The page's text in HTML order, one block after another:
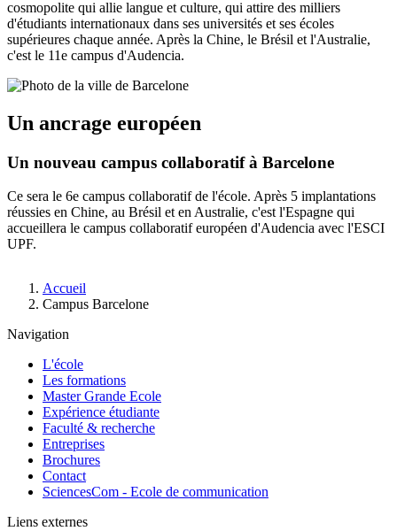
cosmopolite qui allie langue et culture, qui attire des milliers
d'étudiants internationaux dans ses universités et ses écoles
supérieures chaque année. Après la Chine, le Brésil et l'Australie,
c'est le 11e campus d'Audencia.
Un ancrage européen
Un nouveau campus collaboratif à Barcelone
Ce sera le 6e campus collaboratif de l'école. Après 5 implantations
réussies en Chine, au Brésil et en Australie, c'est l'Espagne qui
accueillera le campus collaboratif européen d'Audencia avec l'ESCI
UPF.
d'Ariane
Accueil
Campus Barcelone
Navigation
L'école
Les formations
Master Grande Ecole
Expérience étudiante
Faculté & recherche
Entreprises
Brochures
Contact
SciencesCom - Ecole de communication
Liens externes